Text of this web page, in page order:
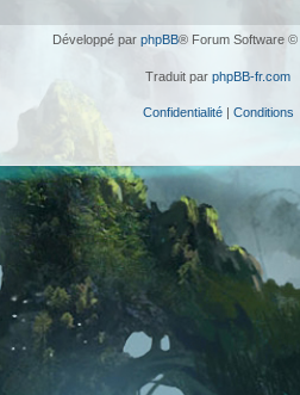
Développé par phpBB® Forum Software ©
Traduit par phpBB-fr.com
Confidentialité| Conditions